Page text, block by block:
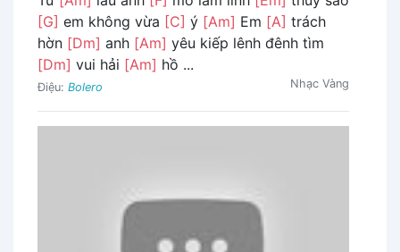
[G] em không vừa [C] ý [Am] Em [A] trách
hờn [Dm] anh [Am] yêu kiếp lênh đênh tìm
[Dm] vui hải [Am] hồ ...
Điệu: Bolero Nhạc Vàng